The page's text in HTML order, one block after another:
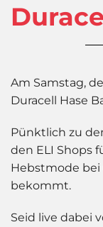
Am Samstag,
Duracell Hase
Pünktlich zu
den ELI Shops
Hebstmode bei
bekommt.
Seid live dabei